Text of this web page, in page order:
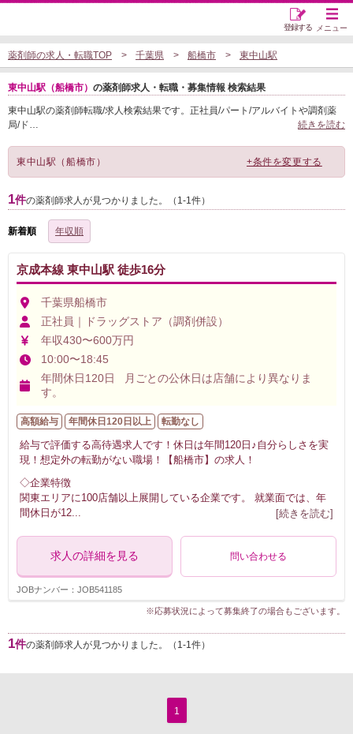
メニュー
登録する
薬剤師の求人・転職TOP 千葉県 船橋市 東中山駅
東中山駅（船橋市） の薬剤師求人・転職・募集情報 検索結果
東中山駅の薬剤師転職/求人検索結果です。正社員/パート/アルバイトや調剤薬
局/ド… 続きを読む
東中山駅（船橋市） +条件を変更する
1件の薬剤師求人が見つかりました。（1-1件）
新着順 年収順
京成本線 東中山駅 徒歩16分
千葉県船橋市
正社員｜ドラッグストア（調剤併設）
年収430〜600万円
10:00〜18:45
年間休日120日 月ごとの公休日は店舗により異なりま
す。
高額給与 年間休日120日以上 転勤なし
給与で評価する高待遇求人です！休日は年間120日♪自分らしさを実
現！想定外の転勤がない職場！【船橋市】の求人！
◇企業特徴
関東エリアに100店舗以上展開している企業です。 就業面では、年
間休日が12... [続きを読む]
求人の詳細を見る 問い合わせる
JOBナンバー：JOB541185
※応募状況によって募集終了の場合もございます。
1件の薬剤師求人が見つかりました。（1-1件）
1